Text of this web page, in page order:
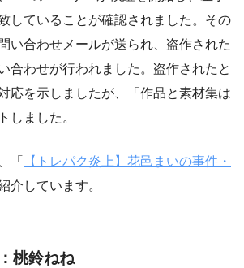
していることが確認されました。その
い合わせメールが送られ、盗作された
合わせが行われました。盗作されたと
応を示しましたが、「作品と素材集は
しました。
「
【トレパク炎上】花邑まいの事件・
介しています。
桃鈴ねね